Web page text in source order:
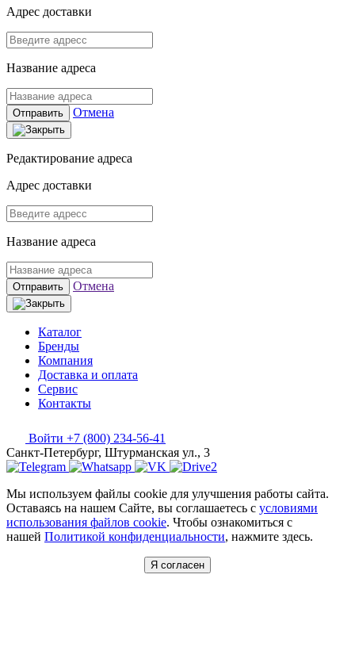
Адрес доставки
Название адреса
Отправить Отмена
Редактирование адреса
Адрес доставки
Название адреса
Отправить Отмена
Каталог
Бренды
Компания
Доставка и оплата
Сервис
Контакты
Войти +7 (800) 234-56-41
Санкт-Петербург, Штурманская ул., 3
Мы используем файлы cookie для улучшения работы сайта.
Оставаясь на нашем Сайте, вы соглашаетесь с условиями
использования файлов cookie. Чтобы ознакомиться с
нашей Политикой конфиденциальности, нажмите здесь.
Я согласен